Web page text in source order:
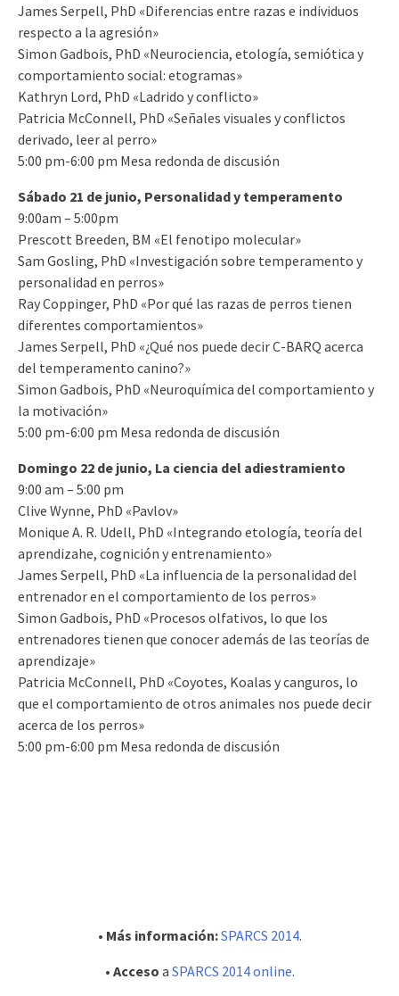
James Serpell, PhD «Diferencias entre razas e individuos
respecto a la agresión»
Simon Gadbois, PhD «Neurociencia, etología, semiótica y
comportamiento social: etogramas»
Kathryn Lord, PhD «Ladrido y conflicto»
Patricia McConnell, PhD «Señales visuales y conflictos
derivado, leer al perro»
5:00 pm-6:00 pm Mesa redonda de discusión
Sábado 21 de junio, Personalidad y temperamento
9:00am – 5:00pm
Prescott Breeden, BM «El fenotipo molecular»
Sam Gosling, PhD «Investigación sobre temperamento y
personalidad en perros»
Ray Coppinger, PhD «Por qué las razas de perros tienen
diferentes comportamientos»
James Serpell, PhD «¿Qué nos puede decir C-BARQ acerca
del temperamento canino?»
Simon Gadbois, PhD «Neuroquímica del comportamiento y
la motivación»
5:00 pm-6:00 pm Mesa redonda de discusión
Domingo 22 de junio, La ciencia del adiestramiento
9:00 am – 5:00 pm
Clive Wynne, PhD «Pavlov»
Monique A. R. Udell, PhD «Integrando etología, teoría del
aprendizahe, cognición y entrenamiento»
James Serpell, PhD «La influencia de la personalidad del
entrenador en el comportamiento de los perros»
Simon Gadbois, PhD «Procesos olfativos, lo que los
entrenadores tienen que conocer además de las teorías de
aprendizaje»
Patricia McConnell, PhD «Coyotes, Koalas y canguros, lo
que el comportamiento de otros animales nos puede decir
acerca de los perros»
5:00 pm-6:00 pm Mesa redonda de discusión
• Más información:SPARCS 2014.
• Acceso a SPARCS 2014 online.